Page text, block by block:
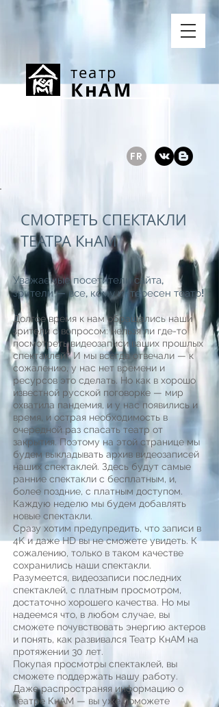
театр
КнАМ
FR
СМОТРЕТЬ СПЕКТАКЛИ
ТЕАТРА КнАМ
Уважаемые посетители сайта,
зрители — все, кому интересен театр!
Долгое время к нам обращались наши
зрители с вопросом: нельзя ли где-то
посмотреть видеозаписи ваших прошлых
спектаклей? И мы всегда отвечали — к
сожалению, у нас нет времени и
ресурсов это сделать. Но как в хорошо
известной русской поговорке — мир
охватила пандемия, и у нас появились и
время, и острая необходимость в
очередной раз спасать театр от
закрытия. Поэтому на этой странице мы
будем выкладывать архив видеозаписей
наших спектаклей. Здесь будут самые
ранние спектакли с бесплатным, и,
более поздние, с платным доступом.
Каждую неделю мы будем добавлять
новые спектакли.
Сразу хотим предупредить, что записи в
4K и даже HD вы не сможете увидеть. К
сожалению, только в таком качестве
сохранились наши спектакли.
Разумеется, видеозаписи последних
спектаклей, с платным просмотром,
достаточно хорошего качества. Но мы
надеемся что, в любом случае, вы
сможете почувствовать энергию актеров
и понять, как развивался Театр КнАМ на
протяжении 30 лет.
Покупая просмотры спектаклей, вы
сможете поддержать нашу работу.
Даже распространяя информацию о
Театре КнАМ — вы уже поможете